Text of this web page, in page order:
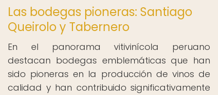
Las bodegas pioneras: Santiago
Queirolo y Tabernero
En el panorama vitivinícola peruano
destacan bodegas emblemáticas que han
sido pioneras en la producción de vinos de
calidad y han contribuido significativamente